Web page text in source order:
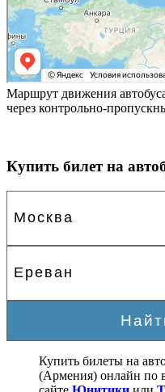
Маршрут движения
через контрольно-
Купить билет на
Купить билеты на
(Армения) онлайн по